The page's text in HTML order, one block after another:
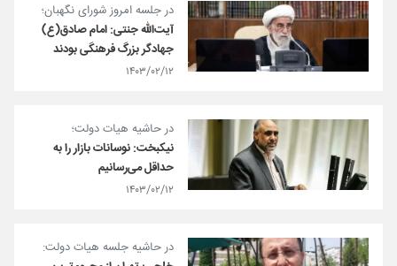
در جلسه امروز شورای نگهبان؛
آیت‌الله جنتی: امام صادق(ع)
جهادگر بزرگ فرهنگی بودند
۱۴۰۳/۰۲/۱۲
در حاشیه هیات دولت؛
نیکبخت: نوسانات بازار را به
حداقل می‌رسانیم
۱۴۰۳/۰۲/۱۲
در حاشیه جلسه هیات دولت: